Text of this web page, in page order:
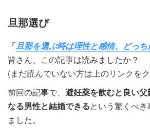
旦那選び
「旦那を選ぶ時は理性と感情、どっち
皆さん、この記事は読みましたか？
(まだ読んでいない方は上のリンクを
前回の記事で、 避妊薬を飲むと良い
なる男性と結婚できるという驚くべ
ました。